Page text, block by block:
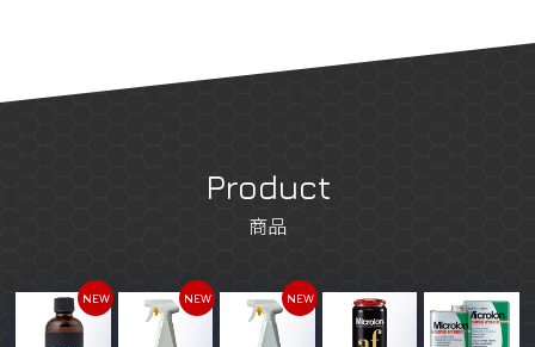
Product
商品